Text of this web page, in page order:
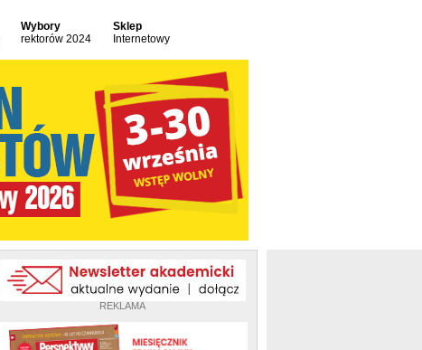
Wybory
rektorów 2024
Sklep
Internetowy
REKLAMA